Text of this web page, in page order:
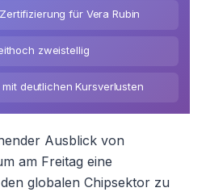
für Vera Rubin
zweistellig
deutlichen Kursverlusten
Ausblick von
am Freitag eine
globalen Chipsektor zu